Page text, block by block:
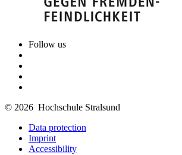
Follow us
© 2026 Hochschule Stralsund
Data protection
Imprint
Accessibility